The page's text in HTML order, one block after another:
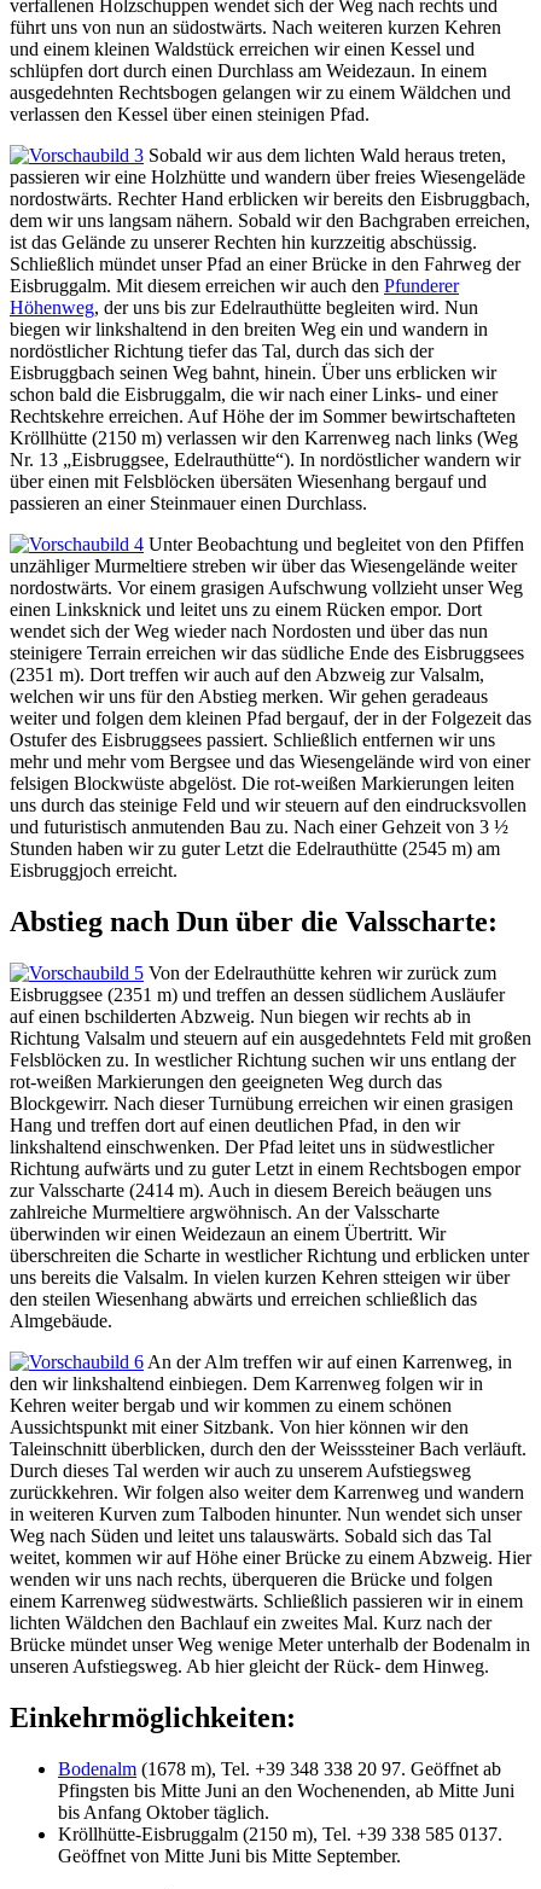
verfallenen Holzschuppen wendet sich der Weg nach rechts und
führt uns von nun an südostwärts. Nach weiteren kurzen Kehren
und einem kleinen Waldstück erreichen wir einen Kessel und
schlüpfen dort durch einen Durchlass am Weidezaun. In einem
ausgedehnten Rechtsbogen gelangen wir zu einem Wäldchen und
verlassen den Kessel über einen steinigen Pfad.
Sobald wir aus dem lichten Wald heraus treten,
passieren wir eine Holzhütte und wandern über freies Wiesengeläde
nordostwärts. Rechter Hand erblicken wir bereits den Eisbruggbach,
dem wir uns langsam nähern. Sobald wir den Bachgraben erreichen,
ist das Gelände zu unserer Rechten hin kurzzeitig abschüssig.
Schließlich mündet unser Pfad an einer Brücke in den Fahrweg der
Eisbruggalm. Mit diesem erreichen wir auch den Pfunderer
Höhenweg, der uns bis zur Edelrauthütte begleiten wird. Nun
biegen wir linkshaltend in den breiten Weg ein und wandern in
nordöstlicher Richtung tiefer das Tal, durch das sich der
Eisbruggbach seinen Weg bahnt, hinein. Über uns erblicken wir
schon bald die Eisbruggalm, die wir nach einer Links- und einer
Rechtskehre erreichen. Auf Höhe der im Sommer bewirtschafteten
Kröllhütte (2150 m) verlassen wir den Karrenweg nach links (Weg
Nr. 13 „Eisbruggsee, Edelrauthütte“). In nordöstlicher wandern wir
über einen mit Felsblöcken übersäten Wiesenhang bergauf und
passieren an einer Steinmauer einen Durchlass.
Unter Beobachtung und begleitet von den Pfiffen
unzähliger Murmeltiere streben wir über das Wiesengelände weiter
nordostwärts. Vor einem grasigen Aufschwung vollzieht unser Weg
einen Linksknick und leitet uns zu einem Rücken empor. Dort
wendet sich der Weg wieder nach Nordosten und über das nun
steinigere Terrain erreichen wir das südliche Ende des Eisbruggsees
(2351 m). Dort treffen wir auch auf den Abzweig zur Valsalm,
welchen wir uns für den Abstieg merken. Wir gehen geradeaus
weiter und folgen dem kleinen Pfad bergauf, der in der Folgezeit das
Ostufer des Eisbruggsees passiert. Schließlich entfernen wir uns
mehr und mehr vom Bergsee und das Wiesengelände wird von einer
felsigen Blockwüste abgelöst. Die rot-weißen Markierungen leiten
uns durch das steinige Feld und wir steuern auf den eindrucksvollen
und futuristisch anmutenden Bau zu. Nach einer Gehzeit von 3 ½
Stunden haben wir zu guter Letzt die Edelrauthütte (2545 m) am
Eisbruggjoch erreicht.
Abstieg nach Dun über die Valsscharte:
Von der Edelrauthütte kehren wir zurück zum
Eisbruggsee (2351 m) und treffen an dessen südlichem Ausläufer
auf einen bschilderten Abzweig. Nun biegen wir rechts ab in
Richtung Valsalm und steuern auf ein ausgedehntets Feld mit großen
Felsblöcken zu. In westlicher Richtung suchen wir uns entlang der
rot-weißen Markierungen den geeigneten Weg durch das
Blockgewirr. Nach dieser Turnübung erreichen wir einen grasigen
Hang und treffen dort auf einen deutlichen Pfad, in den wir
linkshaltend einschwenken. Der Pfad leitet uns in südwestlicher
Richtung aufwärts und zu guter Letzt in einem Rechtsbogen empor
zur Valsscharte (2414 m). Auch in diesem Bereich beäugen uns
zahlreiche Murmeltiere argwöhnisch. An der Valsscharte
überwinden wir einen Weidezaun an einem Übertritt. Wir
überschreiten die Scharte in westlicher Richtung und erblicken unter
uns bereits die Valsalm. In vielen kurzen Kehren stteigen wir über
den steilen Wiesenhang abwärts und erreichen schließlich das
Almgebäude.
An der Alm treffen wir auf einen Karrenweg, in
den wir linkshaltend einbiegen. Dem Karrenweg folgen wir in
Kehren weiter bergab und wir kommen zu einem schönen
Aussichtspunkt mit einer Sitzbank. Von hier können wir den
Taleinschnitt überblicken, durch den der Weisssteiner Bach verläuft.
Durch dieses Tal werden wir auch zu unserem Aufstiegsweg
zurückkehren. Wir folgen also weiter dem Karrenweg und wandern
in weiteren Kurven zum Talboden hinunter. Nun wendet sich unser
Weg nach Süden und leitet uns talauswärts. Sobald sich das Tal
weitet, kommen wir auf Höhe einer Brücke zu einem Abzweig. Hier
wenden wir uns nach rechts, überqueren die Brücke und folgen
einem Karrenweg südwestwärts. Schließlich passieren wir in einem
lichten Wäldchen den Bachlauf ein zweites Mal. Kurz nach der
Brücke mündet unser Weg wenige Meter unterhalb der Bodenalm in
unseren Aufstiegsweg. Ab hier gleicht der Rück- dem Hinweg.
Einkehrmöglichkeiten:
Bodenalm (1678 m), Tel. +39 348 338 20 97. Geöffnet ab
Pfingsten bis Mitte Juni an den Wochenenden, ab Mitte Juni
bis Anfang Oktober täglich.
Kröllhütte-Eisbruggalm (2150 m), Tel. +39 338 585 0137.
Geöffnet von Mitte Juni bis Mitte September.